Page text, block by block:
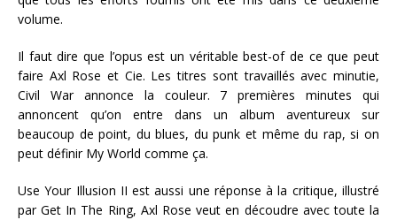
volume.
Il faut dire que l’opus est un véritable best-of de ce que peut
faire Axl Rose et Cie. Les titres sont travaillés avec minutie,
Civil War annonce la couleur. 7 premières minutes qui
annoncent qu’on entre dans un album aventureux sur
beaucoup de point, du blues, du punk et même du rap, si on
peut définir My World comme ça.
Use Your Illusion II est aussi une réponse à la critique, illustré
par Get In The Ring, Axl Rose veut en découdre avec toute la